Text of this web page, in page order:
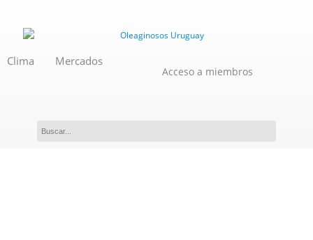
Clima Mercados
Acceso a miembros